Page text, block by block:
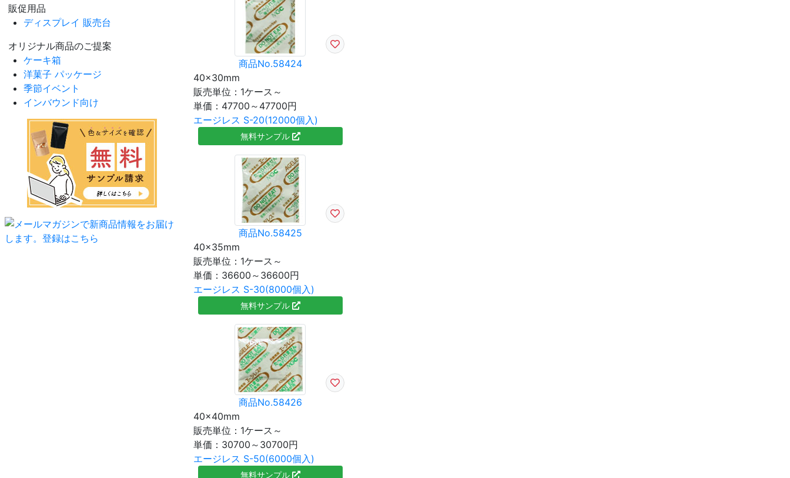
販促用品
ディスプレイ 販売台
オリジナル商品のご提案
ケーキ箱
洋菓子 パッケージ
季節イベント
インバウンド向け
商品No.58424
40×30mm
販売単位：1ケース～
単価： 47700～47700円
エージレス S-20(12000個入)
無料サンプル
商品No.58425
40×35mm
販売単位：1ケース～
単価： 36600～36600円
エージレス S-30(8000個入)
無料サンプル
商品No.58426
40×40mm
販売単位：1ケース～
単価： 30700～30700円
エージレス S-50(6000個入)
無料サンプル